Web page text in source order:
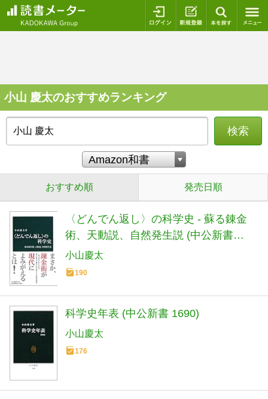
ログイン 新規登録
小山 慶太のおすすめランキング
検索
おすすめ順 発売日順
〈どんでん返し〉の科学史 - 蘇る錬金
術、天動説、自然発生説 (中公新書
2476)
小山慶太
190
科学史年表 (中公新書 1690)
小山慶太
176